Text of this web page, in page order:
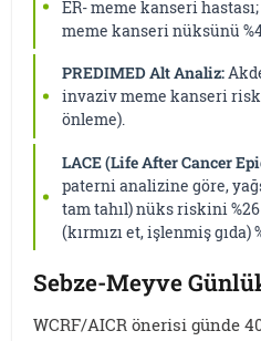
ER- meme kanseri
meme kanseri nüksünü
PREDIMED Alt Analiz:
invaziv meme kanseri
önleme).
LACE (Life After Cancer
paterni analizine göre,
tam tahıl) nüks riskini
(kırmızı et, işlenmiş gıda)
Sebze-Meyve
WCRF/AICR önerisi günde